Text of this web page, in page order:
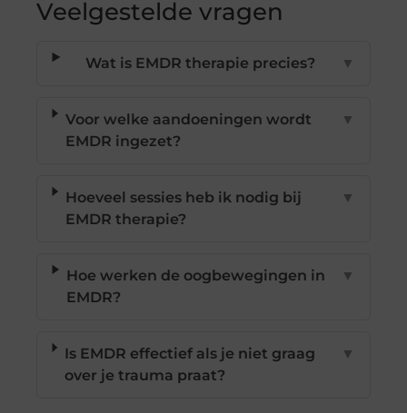
Veelgestelde vragen
Wat is EMDR therapie precies? ▼
Voor welke aandoeningen wordt
EMDR ingezet?
▼
Hoeveel sessies heb ik nodig bij
EMDR therapie?
▼
Hoe werken de oogbewegingen in
EMDR?
▼
Is EMDR effectief als je niet graag
over je trauma praat?
▼